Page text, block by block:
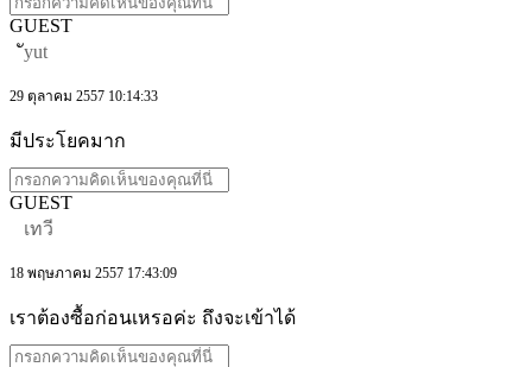
GUEST
ัyut
29 ตุลาคม 2557 10:14:33
มีประโยคมาก
GUEST
เทวี
18 พฤษภาคม 2557 17:43:09
เราต้องซื้อก่อนเหรอค่ะ ถึงจะเข้าได้